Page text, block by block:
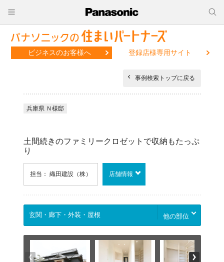
ビジネスのお客様へ 登録店様専用サイト
事例検索トップに戻る
兵庫県 Ｎ様邸
土間続きのファミリークロゼットで収納もたっぷ
り
担当： 織田建設（株） 店舗情報
他の部位